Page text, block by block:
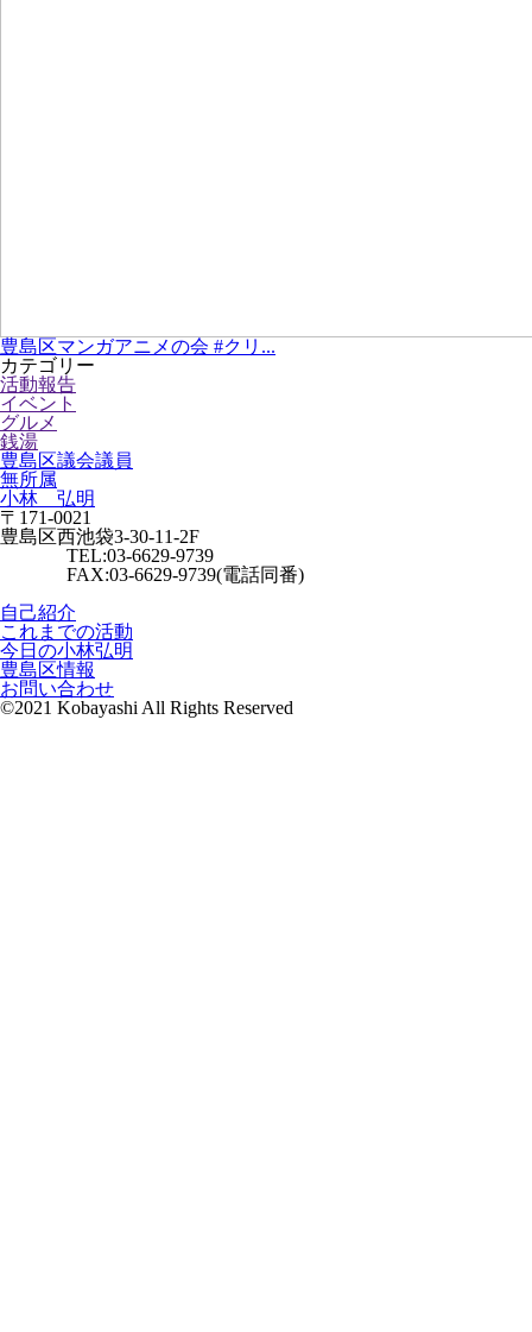
豊島区マンガアニメの会 #クリ...
カテゴリー
活動報告
イベント
グルメ
銭湯
豊島区議会議員
無所属
小林 弘明
〒171-0021
豊島区西池袋3-30-11-2F
TEL:03-6629-9739
FAX:03-6629-9739(電話同番)
自己紹介
これまでの活動
今日の小林弘明
豊島区情報
お問い合わせ
©2021 Kobayashi All Rights Reserved